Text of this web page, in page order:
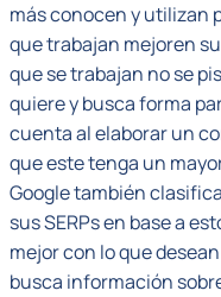
más conocen y utilizan
que trabajan mejoren
que se trabajan no se
quiere y busca forma
cuenta al elaborar un
que este tenga un
Google también
sus SERPs en base a
mejor con lo que
busca información